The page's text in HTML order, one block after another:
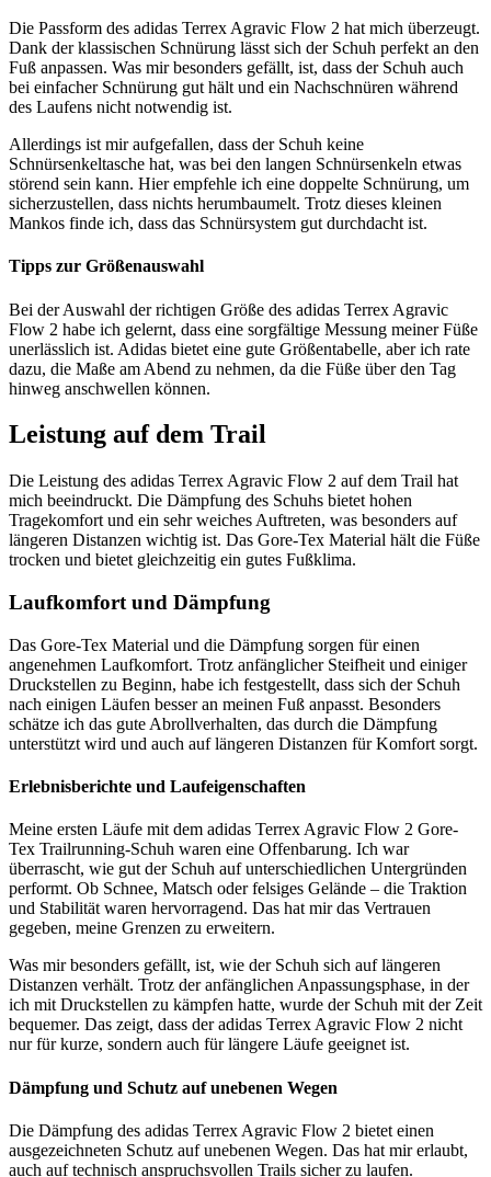
Die Passform des adidas Terrex Agravic Flow 2 hat mich überzeugt.
Dank der klassischen Schnürung lässt sich der Schuh perfekt an den
Fuß anpassen. Was mir besonders gefällt, ist, dass der Schuh auch
bei einfacher Schnürung gut hält und ein Nachschnüren während
des Laufens nicht notwendig ist.
Allerdings ist mir aufgefallen, dass der Schuh keine
Schnürsenkeltasche hat, was bei den langen Schnürsenkeln etwas
störend sein kann. Hier empfehle ich eine doppelte Schnürung, um
sicherzustellen, dass nichts herumbaumelt. Trotz dieses kleinen
Mankos finde ich, dass das Schnürsystem gut durchdacht ist.
Tipps zur Größenauswahl
Bei der Auswahl der richtigen Größe des adidas Terrex Agravic
Flow 2 habe ich gelernt, dass eine sorgfältige Messung meiner Füße
unerlässlich ist. Adidas bietet eine gute Größentabelle, aber ich rate
dazu, die Maße am Abend zu nehmen, da die Füße über den Tag
hinweg anschwellen können.
Leistung auf dem Trail
Die Leistung des adidas Terrex Agravic Flow 2 auf dem Trail hat
mich beeindruckt. Die Dämpfung des Schuhs bietet hohen
Tragekomfort und ein sehr weiches Auftreten, was besonders auf
längeren Distanzen wichtig ist. Das Gore-Tex Material hält die Füße
trocken und bietet gleichzeitig ein gutes Fußklima.
Laufkomfort und Dämpfung
Das Gore-Tex Material und die Dämpfung sorgen für einen
angenehmen Laufkomfort. Trotz anfänglicher Steifheit und einiger
Druckstellen zu Beginn, habe ich festgestellt, dass sich der Schuh
nach einigen Läufen besser an meinen Fuß anpasst. Besonders
schätze ich das gute Abrollverhalten, das durch die Dämpfung
unterstützt wird und auch auf längeren Distanzen für Komfort sorgt.
Erlebnisberichte und Laufeigenschaften
Meine ersten Läufe mit dem adidas Terrex Agravic Flow 2 Gore-
Tex Trailrunning-Schuh waren eine Offenbarung. Ich war
überrascht, wie gut der Schuh auf unterschiedlichen Untergründen
performt. Ob Schnee, Matsch oder felsiges Gelände – die Traktion
und Stabilität waren hervorragend. Das hat mir das Vertrauen
gegeben, meine Grenzen zu erweitern.
Was mir besonders gefällt, ist, wie der Schuh sich auf längeren
Distanzen verhält. Trotz der anfänglichen Anpassungsphase, in der
ich mit Druckstellen zu kämpfen hatte, wurde der Schuh mit der Zeit
bequemer. Das zeigt, dass der adidas Terrex Agravic Flow 2 nicht
nur für kurze, sondern auch für längere Läufe geeignet ist.
Dämpfung und Schutz auf unebenen Wegen
Die Dämpfung des adidas Terrex Agravic Flow 2 bietet einen
ausgezeichneten Schutz auf unebenen Wegen. Das hat mir erlaubt,
auch auf technisch anspruchsvollen Trails sicher zu laufen.